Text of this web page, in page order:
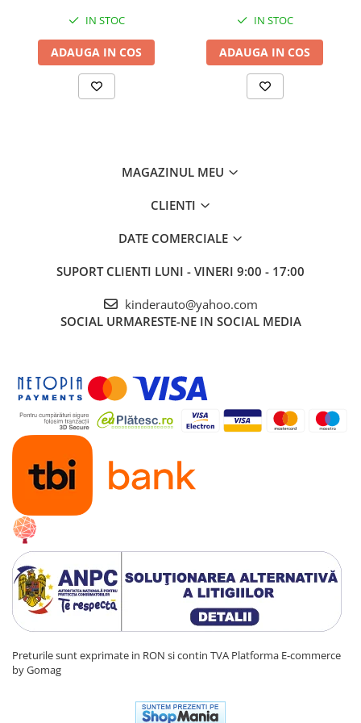
pentru confortul copilului
Produsul includeINCARCATOR
Trenuletul se ghideaza manual de catre copil
Volan echipat cu butoan pentru activare
Sistem de iluminat
Conexiune Mp3 prin cablu jack
Treapta de marsarier
Greutate proprie
Greutate total admisa
Produs recomanda pentru copil
Dimensiuni locomotiva 89 x 40 x 54 cm
Dimensiuni vagon
Benficiati deGARANTIE 24 Luni
TransportGRATUIT
PosibilitateRETUR
SERVICEsiPOST-Garantie
IN STOC
ADAUGA IN COS
IN STOC
ADAUGA IN COS
MAGAZINUL MEU
CLIENTI
DATE COMERCIALE
SUPORT CLIENTI LUNI - VINERI 9:00 - 17:00
kinderauto@yahoo.com
SOCIAL URMARESTE-NE IN SOCIAL MEDIA
Preturile sunt exprimate in RON si contin TVA Platforma E-commerce
by Gomag